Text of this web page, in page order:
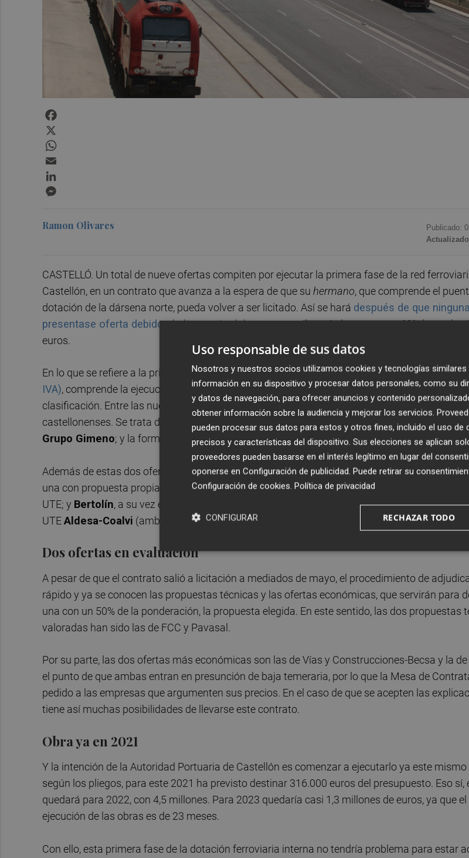
Ramon Olivares Publicado:
CASTELLÓ. Un total de nueve ofertas compiten por ejecutar la primera fase de la red
Castellón, en un contrato que avanza a la espera de que su hermano, que comprende el
dotación de la dársena norte, pueda volver a ser licitado. Así se hará después de que
presentase oferta debido al alto precio del acero, que elevará el coste en un 60% hasta los
euros.
En lo que se refiere a la primera fase,que en mayo salió a concurso por 6,1 millones (7,4 si
IVA), comprende la ejecución de la dotación ferroviaria en la dársena sur e incluye una
clasificación. Entre las nueve ofertas que se han presentado a esta licitación, dos incluyen a
castellonenses. Se trata de la UTE formada por
Trabajos y Obras, Obrascon Huarte
Grupo Gimeno; y la formada porVías y Construcciones(deACS ) yBecsa, del grupo
Además de estas dos ofertas, también se han presentado las firmas valencianas Pavasaly
una con propuesta propia),
Vial Obra-Levantina Ingeniería y Construcción
UTE; y Bertolín, a su vez en unión con . Completan las propuestas
UTEAldesa-Coalvi (ambas del mismo grupo Aldesa) y
Dos ofertas en evaluación
A pesar de que el contrato salió a licitación a mediados de mayo, el procedimiento de
rápido y ya se conocen las propuestas técnicas y las ofertas económicas, que servirán para
una con un 50% de la ponderación, la propuesta elegida. En este sentido, las dos propuestas
valoradas han sido las de FCC y Pavasal.
Por su parte, las dos ofertas más económicas son las de Vías y Construcciones-Becsa y la
el punto de que ambas entran en presunción de baja temeraria, por lo que la Mesa de
pedido a las empresas que argumenten sus precios. En el caso de que se acepten las
tiene así muchas posibilidades de llevarse este contrato.
Obra ya en 2021
Y la intención de la Autoridad Portuaria de Castellón es comenzar a ejecutarlo ya este mismo
según los pliegos, para este 2021 ha previsto destinar 316.000 euros del presupuesto. Eso sí,
quedará para 2022, con 4,5 millones. Para 2023 quedaría casi 1,3 millones de euros, ya que
ejecución de las obras es de 23 meses.
Con ello, esta primera fase de la dotación ferroviaria interna no tendría problema para estar
Uso responsable de sus datos
Nosotros y nuestros socios utilizamos cookies y tecnologías similares
información en su dispositivo y procesar datos personales, como su
y datos de navegación, para ofrecer anuncios y contenido
obtener información sobre la audiencia y mejorar los servicios.
pueden procesar sus datos para estos y otros fines, incluido el uso de
precisos y características del dispositivo. Sus elecciones se aplican
proveedores pueden basarse en el interés legítimo en lugar del
oponerse en Configuración de publicidad. Puede retirar su
Configuración de cookies. Política de privacidad
RECHAZAR TODO
CONFIGURAR